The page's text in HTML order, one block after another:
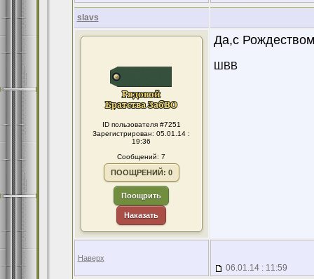
slavs
ID пользователя #7251
Зарегистрирован: 05.01.14 :
19:36
Сообщений: 7
ПООЩРЕНИЙ: 0
Поощрить
Наказать
Да,с
ШВВ
Наверх
06.01.14 : 11:59